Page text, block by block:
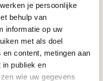
je persoonlijke
behulp van
informatie op uw
met als doel
content, metingen aan
publiek en
wie uw gegevens
eerste deel
World Cups waren niet
legde Veldkamp uit.
Hij is gevallen,